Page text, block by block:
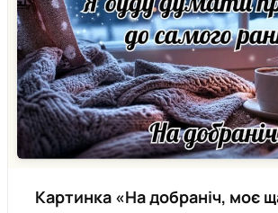
Картинка «На добраніч, моє